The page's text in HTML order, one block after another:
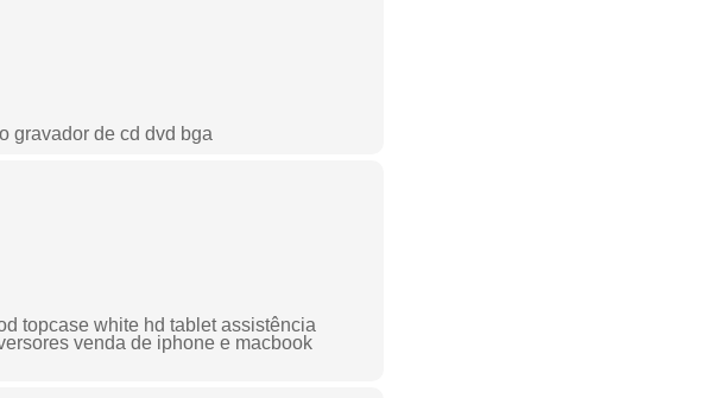
gravador de cd dvd bga
topcase white hd tablet assistência
venda de iphone e macbook